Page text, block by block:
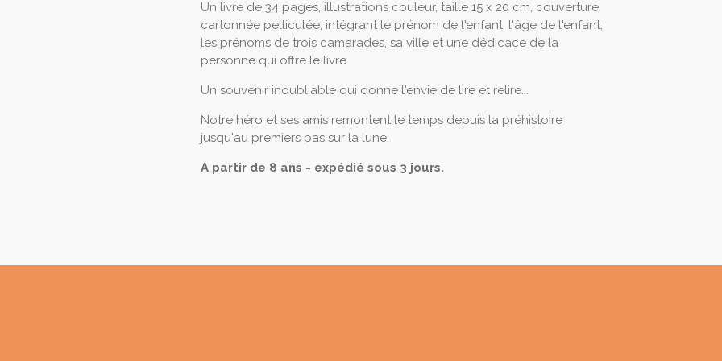
Un livre de 34 pages, illustrations couleur, taille 15 x 20 cm, couverture
cartonnée pelliculée, intégrant le prénom de l'enfant, l'âge de l'enfant,
les prénoms de trois camarades, sa ville et une dédicace de la
personne qui offre le livre
Un souvenir inoubliable qui donne l'envie de lire et relire...
Notre héro et ses amis remontent le temps depuis la préhistoire
jusqu'au premiers pas sur la lune.
A partir de 8 ans - expédié sous 3 jours.